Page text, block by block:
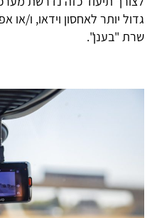
גדול יותר לאחסון וידאו, ו/
שרת "בענן".